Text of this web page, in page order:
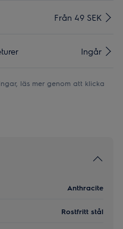
Från 49 SEK
Ingår
läs mer genom att klicka
Anthracite
Rostfritt stål